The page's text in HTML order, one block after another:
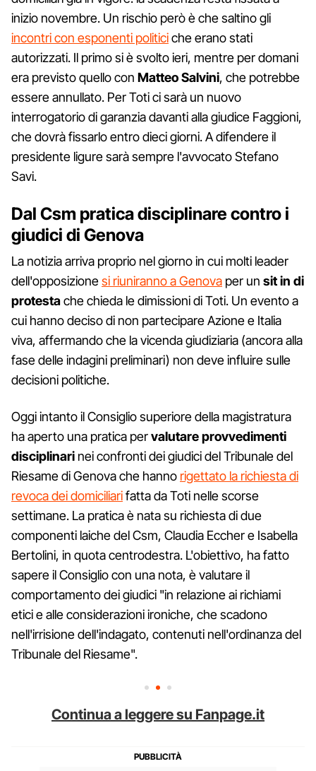
inizio novembre. Un rischio però è che saltino gli
incontri con esponenti politiciche erano stati
autorizzati. Il primo si è svolto ieri, mentre per domani
era previsto quello con Matteo Salvini, che potrebbe
essere annullato. Per Toti ci sarà un nuovo
interrogatorio di garanzia davanti alla giudice Faggioni,
che dovrà fissarlo entro dieci giorni. A difendere il
presidente ligure sarà sempre l'avvocato Stefano
Savi.
Dal Csm pratica disciplinare contro i
giudici di Genova
La notizia arriva proprio nel giorno in cui molti leader
dell'opposizionesi riuniranno a Genova per un sit in di
protestache chieda le dimissioni di Toti. Un evento a
cui hanno deciso di non partecipare Azione e Italia
viva, affermando che la vicenda giudiziaria (ancora alla
fase delle indagini preliminari) non deve influire sulle
decisioni politiche.
Oggi intanto il Consiglio superiore della magistratura
ha aperto una pratica pervalutare provvedimenti
disciplinari nei confronti dei giudici del Tribunale del
Riesame di Genova che hanno rigettato la richiesta di
revoca dei domiciliarifatta da Toti nelle scorse
settimane. La pratica è nata su richiesta di due
componenti laiche del Csm, Claudia Eccher e Isabella
Bertolini, in quota centrodestra. L'obiettivo, ha fatto
sapere il Consiglio con una nota, è valutare il
comportamento dei giudici "in relazione ai richiami
etici e alle considerazioni ironiche, che scadono
nell'irrisione dell'indagato, contenuti nell'ordinanza del
Tribunale del Riesame".
Continua a leggere su Fanpage.it